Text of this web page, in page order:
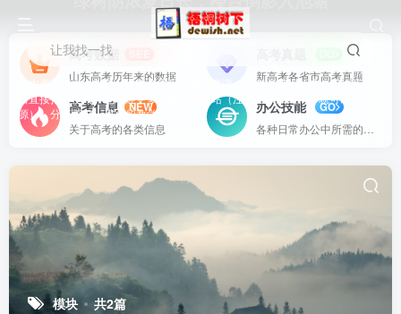
让我找一找
站内资源基本上都是一线教学实际使用的资源，配有WORD版本，可以下载
后直接打印使用。也欢迎更多老师加盟网站（注册登录成为用户就可以发布资
源），分享更好、更多的教学资源。
高考数据
山东高考历年来的数据
新高考各省市高考真题
高考信息
NEW
关于高考的各类信息
办公技能
GO
模块 共2篇